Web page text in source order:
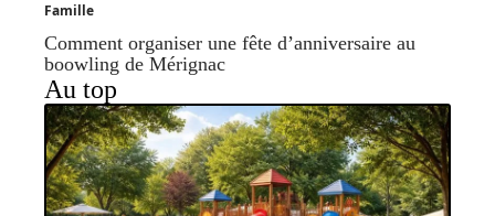
Famille
Comment organiser une fête d’anniversaire au
boowling de Mérignac
Au top